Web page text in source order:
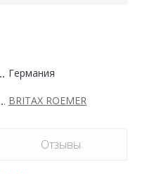
Германия
BRITAX ROEMER
Отзывы